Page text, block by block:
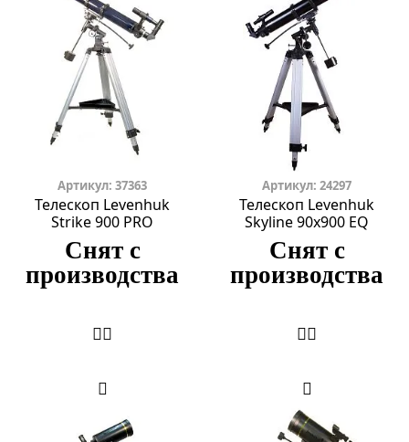
Артикул: 37363
Телескоп Levenhuk
Strike 900 PRO
Снят с
производства
Артикул: 24297
Телескоп Levenhuk
Skyline 90х900 EQ
Снят с
производства